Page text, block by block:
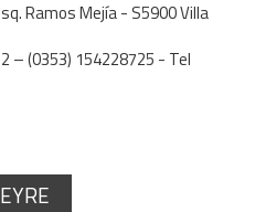
Ramos Mejía - S5900 Villa
– (0353) 154228725 - Tel